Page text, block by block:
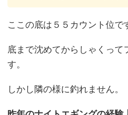
ここの底は５５カウント位で
底まで沈めてからしゃくって
す。
しかし隣の様に釣れません。